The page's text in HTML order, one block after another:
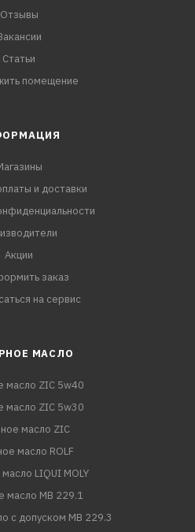
Отзывы
Статьи
помещение
и доставки
Акции
заказ
на сервис
МАСЛО
масло ZIC 5w40
масло ZIC 5w30
масло ZIC
масло ROLF
LIQUI MOLY
масло MB 229.1
с допуском MB 229.3